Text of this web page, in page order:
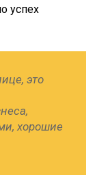
успех
это
хорошие